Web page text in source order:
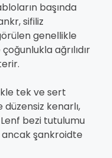
başında
sifiliz
genellikle
ağrılıdır
tek ve sert
düzensiz kenarlı,
bezi tutulumu
şankroidte